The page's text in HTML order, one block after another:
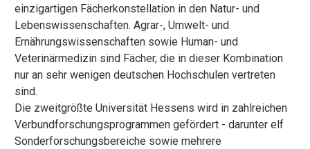
einzigartigen Fächerkonstellation in den Natur- und
Lebenswissenschaften. Agrar-, Umwelt- und
Ernährungswissenschaften sowie Human- und
Veterinärmedizin sind Fächer, die in dieser Kombination
nur an sehr wenigen deutschen Hochschulen vertreten
sind.
Die zweitgrößte Universität Hessens wird in zahlreichen
Verbundforschungsprogrammen gefördert - darunter elf
Sonderforschungsbereiche sowie mehrere